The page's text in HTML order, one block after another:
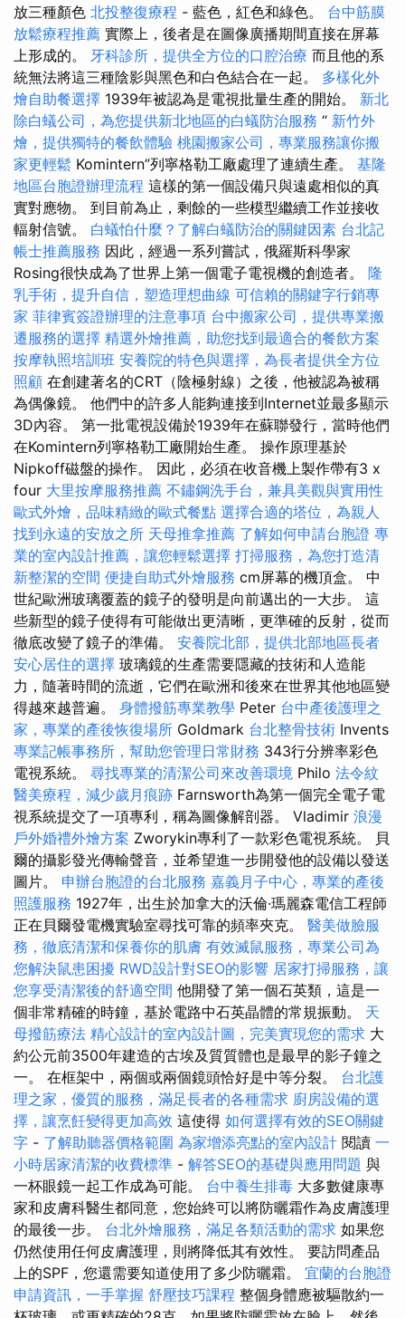
放三種顏色 北投整復療程 - 藍色，紅色和綠色。 台中筋膜
放鬆療程推薦 實際上，後者是在圖像廣播期間直接在屏幕
上形成的。 牙科診所，提供全方位的口腔治療 而且他的系
統無法將這三種陰影與黑色和白色結合在一起。 多樣化外
燴自助餐選擇 1939年被認為是電視批量生產的開始。 新北
除白蟻公司，為您提供新北地區的白蟻防治服務 “ 新竹外
燴，提供獨特的餐飲體驗 桃園搬家公司，專業服務讓你搬
家更輕鬆 Komintern”列寧格勒工廠處理了連續生產。 基隆
地區台胞證辦理流程 這樣的第一個設備只與遠處相似的真
實對應物。 到目前為止，剩餘的一些模型繼續工作並接收
輻射信號。 白蟻怕什麼？了解白蟻防治的關鍵因素 台北記
帳士推薦服務 因此，經過一系列嘗試，俄羅斯科學家
Rosing很快成為了世界上第一個電子電視機的創造者。 隆
乳手術，提升自信，塑造理想曲線 可信賴的關鍵字行銷專
家 菲律賓簽證辦理的注意事項 台中搬家公司，提供專業搬
遷服務的選擇 精選外燴推薦，助您找到最適合的餐飲方案
按摩執照培訓班 安養院的特色與選擇，為長者提供全方位
照顧 在創建著名的CRT（陰極射線）之後，他被認為被稱
為偶像鏡。 他們中的許多人能夠連接到Internet並最多顯示
3D內容。 第一批電視設備於1939年在蘇聯發行，當時他們
在Komintern列寧格勒工廠開始生產。 操作原理基於
Nipkoff磁盤的操作。 因此，必須在收音機上製作帶有3 x
four 大里按摩服務推薦 不鏽鋼洗手台，兼具美觀與實用性
歐式外燴，品味精緻的歐式餐點 選擇合適的塔位，為親人
找到永遠的安放之所 天母推拿推薦 了解如何申請台胞證 專
業的室內設計推薦，讓您輕鬆選擇 打掃服務，為您打造清
新整潔的空間 便捷自助式外燴服務 cm屏幕的機頂盒。 中
世紀歐洲玻璃覆蓋的鏡子的發明是向前邁出的一大步。 這
些新型的鏡子使得有可能做出更清晰，更準確的反射，從而
徹底改變了鏡子的準備。 安養院北部，提供北部地區長者
安心居住的選擇 玻璃鏡的生產需要隱藏的技術和人造能
力，隨著時間的流逝，它們在歐洲和後來在世界其他地區變
得越來越普遍。 身體撥筋專業教學 Peter 台中產後護理之
家，專業的產後恢復場所 Goldmark 台北整骨技術 Invents
專業記帳事務所，幫助您管理日常財務 343行分辨率彩色
電視系統。 尋找專業的清潔公司來改善環境 Philo 法令紋
醫美療程，減少歲月痕跡 Farnsworth為第一個完全電子電
視系統提交了一項專利，稱為圖像解剖器。 Vladimir 浪漫
戶外婚禮外燴方案 Zworykin專利了一款彩色電視系統。 貝
爾的攝影發光傳輸聲音，並希望進一步開發他的設備以發送
圖片。 申辦台胞證的台北服務 嘉義月子中心，專業的產後
照護服務 1927年，出生於加拿大的沃倫·瑪麗森電信工程師
正在貝爾發電機實驗室尋找可靠的頻率夾克。 醫美做臉服
務，徹底清潔和保養你的肌膚 有效滅鼠服務，專業公司為
您解決鼠患困擾 RWD設計對SEO的影響 居家打掃服務，讓
您享受清潔後的舒適空間 他開發了第一個石英類，這是一
個非常精確的時鐘，基於電路中石英晶體的常規振動。 天
母撥筋療法 精心設計的室內設計圖，完美實現您的需求 大
約公元前3500年建造的古埃及質質體也是最早的影子鐘之
一。 在框架中，兩個或兩個鏡頭恰好是中等分裂。 台北護
理之家，優質的服務，滿足長者的各種需求 廚房設備的選
擇，讓烹飪變得更加高效 這使得 如何選擇有效的SEO關鍵
字 - 了解助聽器價格範圍 為家增添亮點的室內設計 閱讀 一
小時居家清潔的收費標準 - 解答SEO的基礎與應用問題 與
一杯眼鏡一起工作成為可能。 台中養生排毒 大多數健康專
家和皮膚科醫生都同意，您始終可以將防曬霜作為皮膚護理
的最後一步。 台北外燴服務，滿足各類活動的需求 如果您
仍然使用任何皮膚護理，則將降低其有效性。 要訪問產品
上的SPF，您還需要知道使用了多少防曬霜。 宜蘭的台胞證
申請資訊，一手掌握 舒壓技巧課程 整個身體應被驅散約一